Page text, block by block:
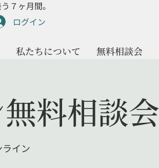
７ヶ月間。
ログイン
私たちについて 無料相談会
料相談会
イン